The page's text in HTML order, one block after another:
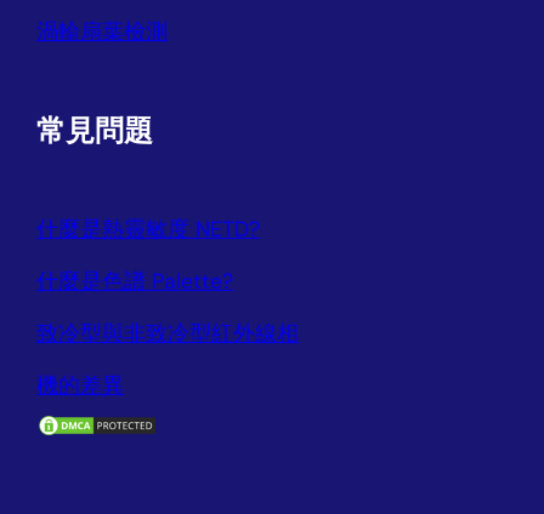
渦輪扇葉檢測
常見問題
什麼是熱靈敏度 NETD?
什麼是色譜 Palette?
致冷型與非致冷型紅外線相
機的差異